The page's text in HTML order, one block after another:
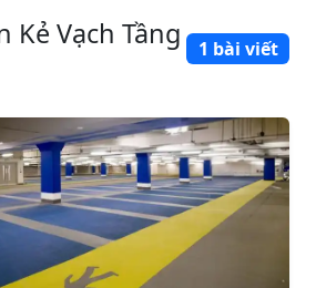
Kẻ Vạch Tầng
1 bài viết